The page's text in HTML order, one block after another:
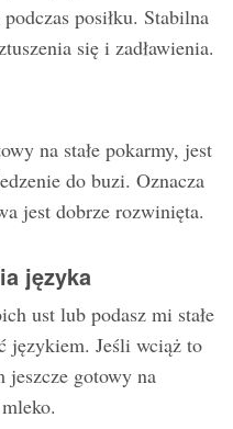
posiłku. Stabilna
się i zadławienia.
na stałe pokarmy, jest
do buzi. Oznacza
jest dobrze rozwinięta.
języka
ust lub podasz mi stałe
językiem. Jeśli wciąż to
jeszcze gotowy na